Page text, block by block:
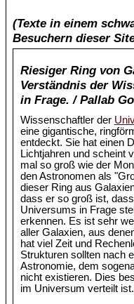
(Texte in einem
Besuchern dieser
Riesiger Ring von
Verständnis der
in Frage. / Pallab
Wissenschaftler der
eine gigantische,
entdeckt. Sie hat einen
Lichtjahren und scheint
mal so groß wie der
den Astronomen als
dieser Ring aus
dass er so groß ist,
Universums in Frage
erkennen. Es ist sehr
aller Galaxien, aus
hat viel Zeit und
Strukturen sollten nach
Astronomie, dem
nicht existieren. Dies
im Universum verteilt ist.